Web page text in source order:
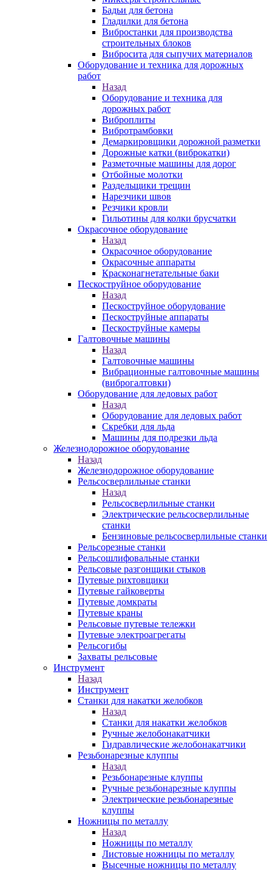
Бадьи для бетона
Гладилки для бетона
Вибростанки для производства
строительных блоков
Вибросита для сыпучих материалов
Оборудование и техника для дорожных
работ
Назад
Оборудование и техника для
дорожных работ
Виброплиты
Вибротрамбовки
Демаркировщики дорожной разметки
Дорожные катки (виброкатки)
Разметочные машины для дорог
Отбойные молотки
Раздельщики трещин
Нарезчики швов
Резчики кровли
Гильотины для колки брусчатки
Окрасочное оборудование
Назад
Окрасочное оборудование
Окрасочные аппараты
Красконагнетательные баки
Пескоструйное оборудование
Назад
Пескоструйное оборудование
Пескоструйные аппараты
Пескоструйные камеры
Галтовочные машины
Назад
Галтовочные машины
Вибрационные галтовочные машины
(виброгалтовки)
Оборудование для ледовых работ
Назад
Оборудование для ледовых работ
Скребки для льда
Машины для подрезки льда
Железнодорожное оборудование
Назад
Железнодорожное оборудование
Рельсосверлильные станки
Назад
Рельсосверлильные станки
Электрические рельсосверлильные
станки
Бензиновые рельсосверлильные станки
Рельсорезные станки
Рельсошлифовальные станки
Рельсовые разгонщики стыков
Путевые рихтовщики
Путевые гайковерты
Путевые домкраты
Путевые краны
Рельсовые путевые тележки
Путевые электроагрегаты
Рельсогибы
Захваты рельсовые
Инструмент
Назад
Инструмент
Станки для накатки желобков
Назад
Станки для накатки желобков
Ручные желобонакатчики
Гидравлические желобонакатчики
Резьбонарезные клуппы
Назад
Резьбонарезные клуппы
Ручные резьбонарезные клуппы
Электрические резьбонарезные
клуппы
Ножницы по металлу
Назад
Ножницы по металлу
Листовые ножницы по металлу
Высечные ножницы по металлу